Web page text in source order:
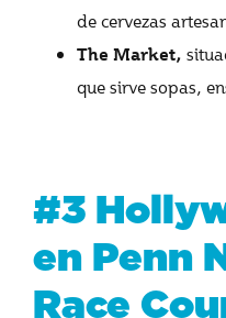
de cervezas
The Market,
que sirve sopas,
#3
en Penn
Race